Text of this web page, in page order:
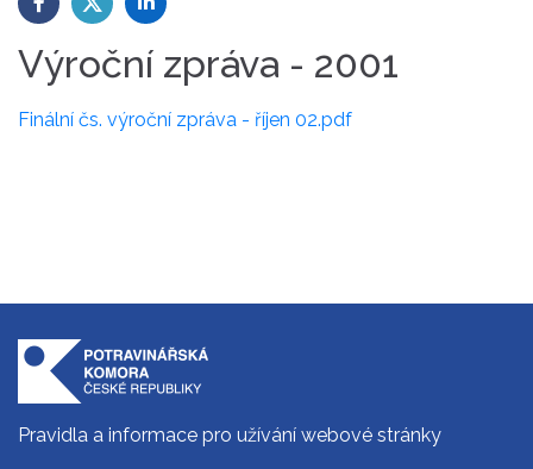
Výroční zpráva - 2001
Finální čs. výroční zpráva - říjen 02.pdf
Pravidla a informace pro užívání webové stránky